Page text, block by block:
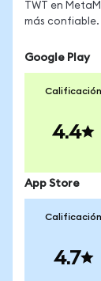
TWT en
más confiable.
Google Play
Calificación
4.4
App Store
Calificación
4.7